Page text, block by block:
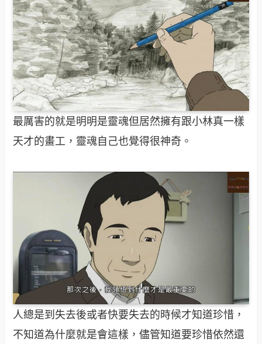
最厲害的就是明明是靈魂但居然擁有跟小林真一樣
天才的畫工，靈魂自己也覺得很神奇。
人總是到失去後或者快要失去的時候才知道珍惜，
不知道為什麼就是會這樣，儘管知道要珍惜依然還